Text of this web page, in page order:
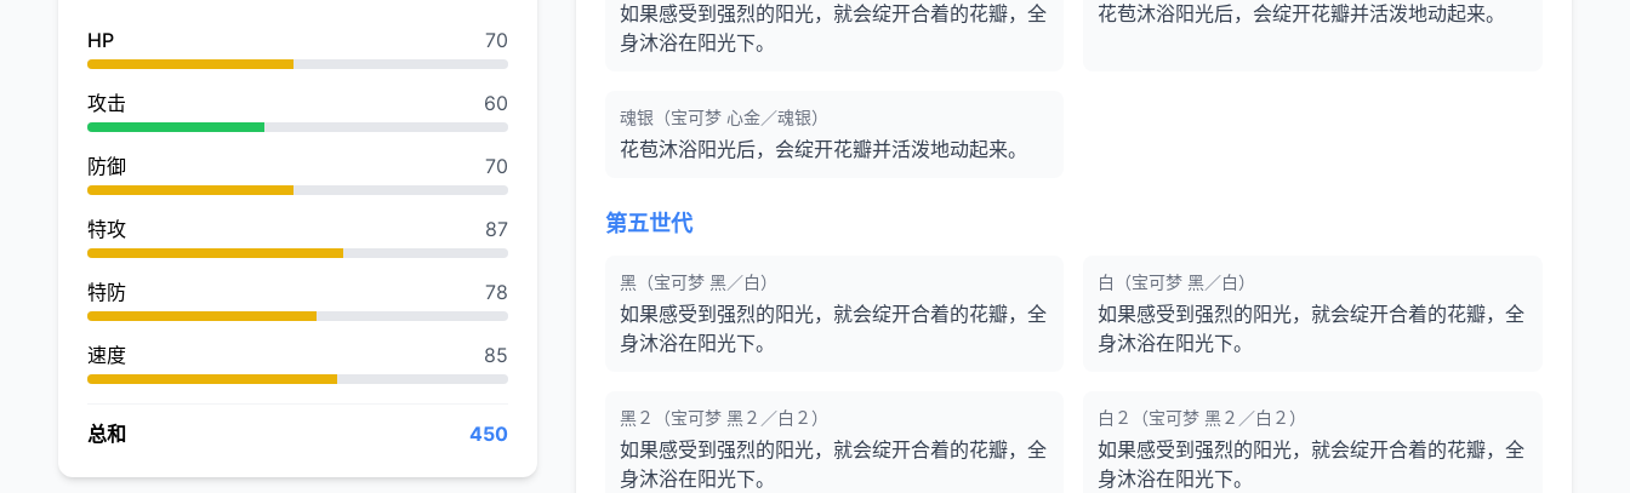
HP 70
攻击 60
防御 70
特攻 87
特防 78
速度 85
总和 450
如果感受到强烈的阳光，就会绽开合着的花瓣，全
身沐浴在阳光下。
花苞沐浴阳光后，会绽开花瓣并活泼地动起来。
魂银（宝可梦 心金／魂银）
花苞沐浴阳光后，会绽开花瓣并活泼地动起来。
第五世代
黑（宝可梦 黑／白）
如果感受到强烈的阳光，就会绽开合着的花瓣，全
身沐浴在阳光下。
白（宝可梦 黑／白）
如果感受到强烈的阳光，就会绽开合着的花瓣，全
身沐浴在阳光下。
黑２（宝可梦 黑２／白２）
如果感受到强烈的阳光，就会绽开合着的花瓣，全
身沐浴在阳光下。
白２（宝可梦 黑２／白２）
如果感受到强烈的阳光，就会绽开合着的花瓣，全
身沐浴在阳光下。